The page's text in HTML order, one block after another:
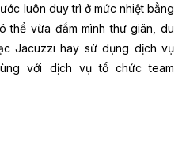
luôn duy trì ở mức nhiệt bằng
thể vừa đắm mình thư giãn, du
Jacuzzi hay sử dụng dịch vụ
với dịch vụ tổ chức team